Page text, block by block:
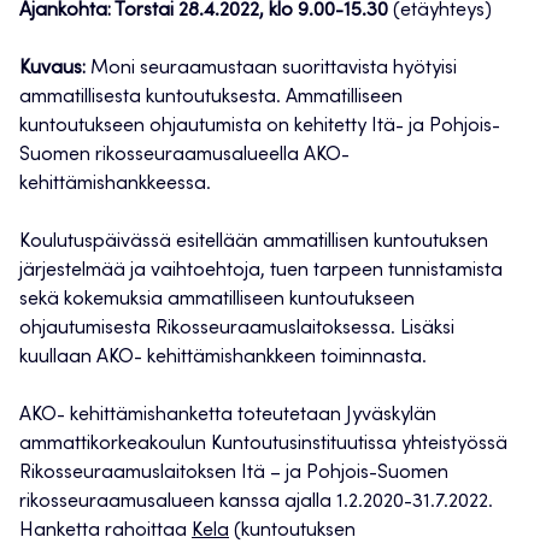
Ajankohta: Torstai 28.4.2022, klo 9.00-15.30 (etäyhteys)
Kuvaus: Moni seuraamustaan suorittavista hyötyisi
ammatillisesta kuntoutuksesta. Ammatilliseen
kuntoutukseen ohjautumista on kehitetty Itä- ja Pohjois-
Suomen rikosseuraamusalueella AKO-
kehittämishankkeessa.
Koulutuspäivässä esitellään ammatillisen kuntoutuksen
järjestelmää ja vaihtoehtoja, tuen tarpeen tunnistamista
sekä kokemuksia ammatilliseen kuntoutukseen
ohjautumisesta Rikosseuraamuslaitoksessa. Lisäksi
kuullaan AKO- kehittämishankkeen toiminnasta.
AKO- kehittämishanketta toteutetaan Jyväskylän
ammattikorkeakoulun Kuntoutusinstituutissa yhteistyössä
Rikosseuraamuslaitoksen Itä – ja Pohjois-Suomen
rikosseuraamusalueen kanssa ajalla 1.2.2020-31.7.2022.
Hanketta rahoittaa Kela (kuntoutuksen